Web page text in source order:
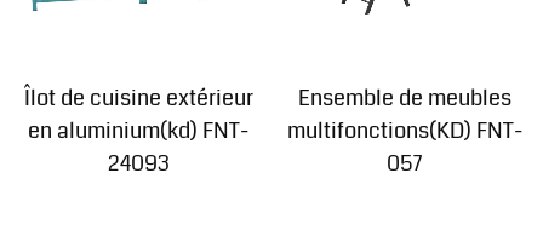
Îlot de cuisine extérieur
en aluminium(kd) FNT-
24093
Ensemble de meubles
multifonctions(KD) FNT-
057